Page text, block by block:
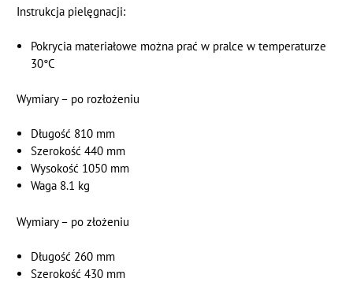
Instrukcja pielęgnacji:
Pokrycia materiałowe można prać w pralce w temperaturze
30°C
Wymiary – po rozłożeniu
Długość 810 mm
Szerokość 440 mm
Wysokość 1050 mm
Waga 8.1 kg
Wymiary – po złożeniu
Długość 260 mm
Szerokość 430 mm